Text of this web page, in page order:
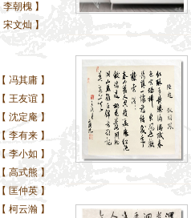
李朝槐 】
宋文灿 】
【 冯其庸 】
【 王友谊 】
【 沈定庵 】
【 李有来 】
【 李小如 】
【 高式熊 】
【 匡仲英 】
【 柯云瀚 】